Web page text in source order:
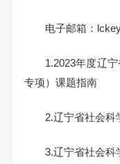
电子邮箱：
1.2023年度辽
专项）课题指南
2.辽宁省社会科
3.辽宁省社会科